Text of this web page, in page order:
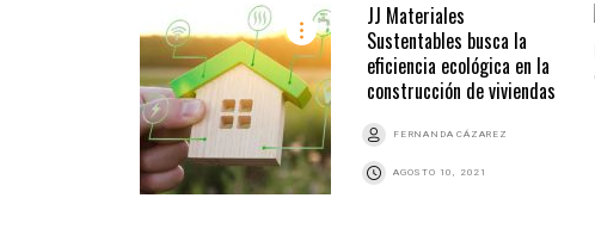
JJ Materiales
Sustentables busca la
eficiencia ecológica en la
construcción de viviendas
FERNANDA CÁZAREZ
AGOSTO 10, 2021